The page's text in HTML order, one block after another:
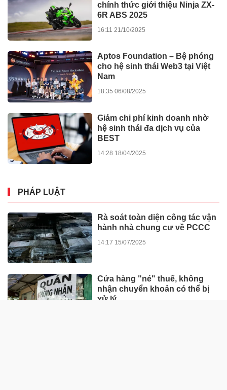
chính thức giới thiệu Ninja ZX-
6R ABS 2025
16:11 21/10/2025
Aptos Foundation – Bệ phóng
cho hệ sinh thái Web3 tại Việt
Nam
18:35 06/08/2025
Giảm chi phí kinh doanh nhờ
hệ sinh thái đa dịch vụ của
BEST
14:28 18/04/2025
PHÁP LUẬT
Rà soát toàn diện công tác vận
hành nhà chung cư về PCCC
14:17 15/07/2025
Cửa hàng "né" thuế, không
nhận chuyển khoản có thể bị
xử lý